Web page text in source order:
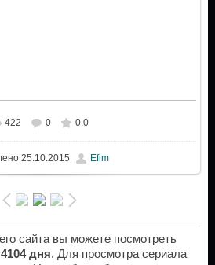
422 0 0.0
25.10.2015 Efim
сайта вы можете посмотреть
дня. Для просмотра сериала